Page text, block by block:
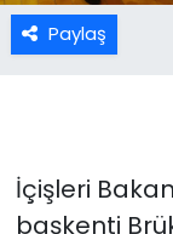
Paylaş
İçişleri
başkenti